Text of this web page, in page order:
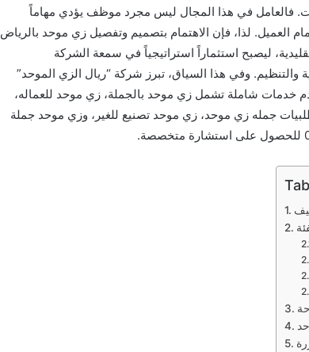
فالعامل في هذا المجال ليس مجرد موظف يؤدي مهاماً
العميل. لذا، فإن الاهتمام بتصميم وتفصيل زي موحد بالرياض
ليصبح استثماراً استراتيجياً في سمعة الشركة
والتنظيم. وفي هذا السياق، تبرز شركة “ريال الزي الموحد”
خدمات شاملة تشمل زي موحد بالجملة، زي موحد للعماله،
جمله زي موحد، زي موحد تصنيع للغير، وزي موحد جملة